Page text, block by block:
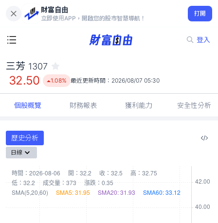
財富自由
立即使用APP，開啟您的股市智慧導航！
打開
登入
32.50
1.08%
三芳 1307
32.50 1.08% 最近更新時間： 2026/08/07 05:30
個股概覽 財務報表 獲利能力 安全性分析
歷史分析
日線